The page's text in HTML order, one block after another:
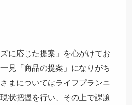
に応じた提案」を心がけてお
見「商品の提案」になりがち
まについてはライフプランニ
状把握を行い、その上で課題